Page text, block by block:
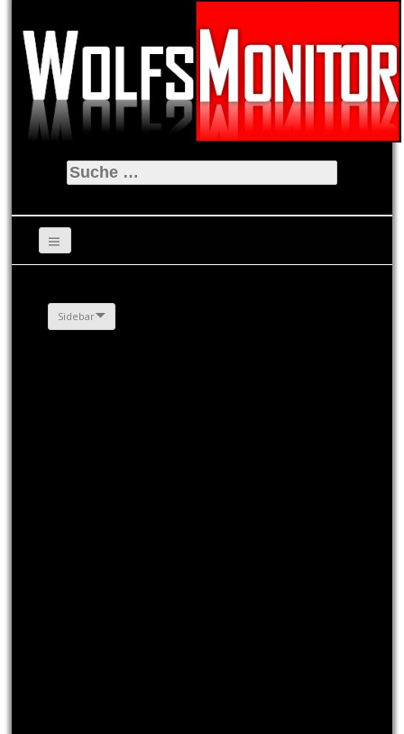
Suche
nach:
Sidebar